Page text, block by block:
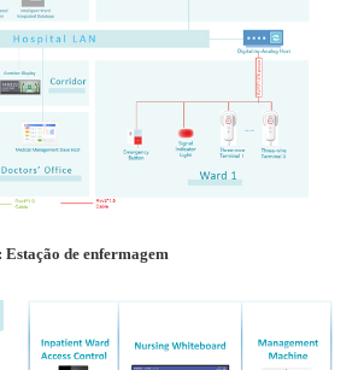
de enfermagem